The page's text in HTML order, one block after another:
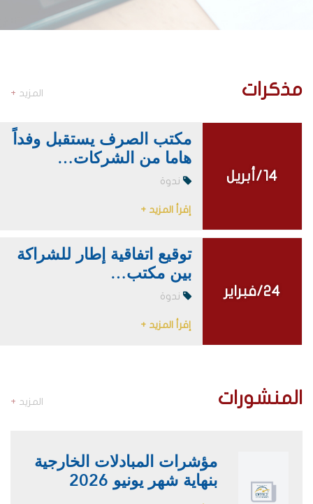
مذكرات المزيد +
14/أبريل
14/أبريل
مكتب الصرف يستقبل وفداً
هاما من الشركات…
ندوة
إقرأ المزيد +
24/فبراير
24/فبراير
توقيع اتفاقية إطار للشراكة
بين مكتب…
ندوة
إقرأ المزيد +
المنشورات المزيد +
مؤشرات المبادلات الخارجية
بنهاية شهر يونيو 2026